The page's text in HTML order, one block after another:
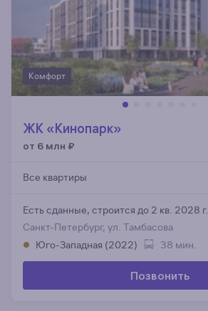
Комфорт
ЖК «Кинопарк»
от 6 млн ₽
Все квартиры
Есть сданные, строится до 2 кв. 2028 г.
Санкт-Петербург, ул. Тамбасова
Юго-Западная (2022)
38 мин.
Позвонить